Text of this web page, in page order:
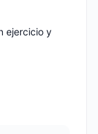
ejercicio y